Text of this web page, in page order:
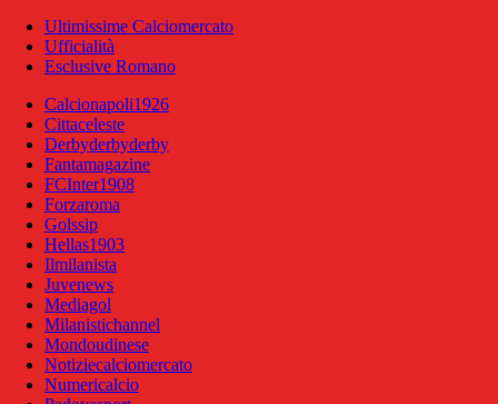
Ultimissime Calciomercato
Ufficialità
Esclusive Romano
Calcionapoli1926
Cittaceleste
Derbyderbyderby
Fantamagazine
FCInter1908
Forzaroma
Golssip
Hellas1903
Ilmilanista
Juvenews
Mediagol
Milanistichannel
Mondoudinese
Notiziecalciomercato
Numericalcio